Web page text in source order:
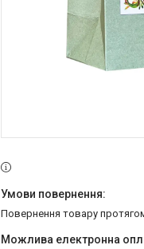
повернення товару